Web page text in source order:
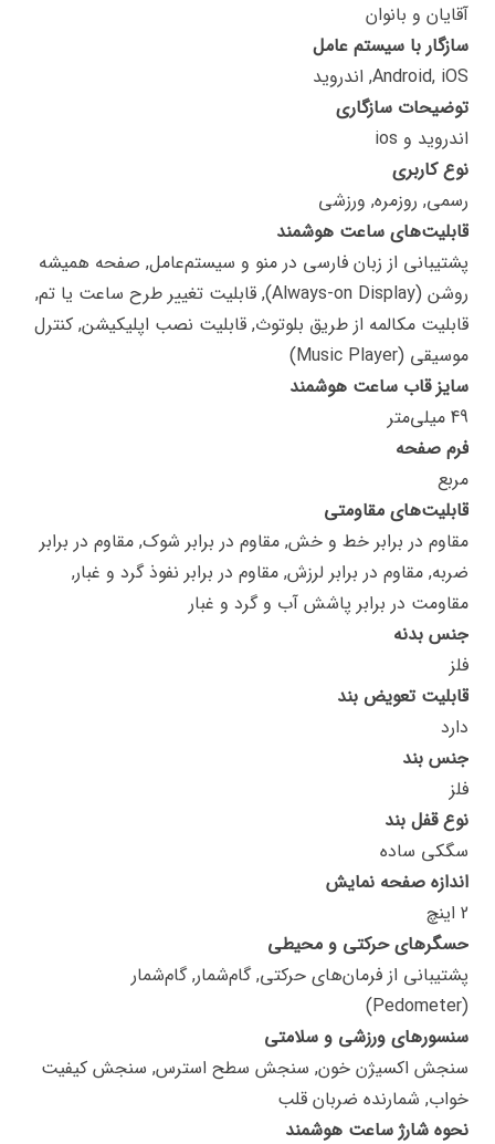
آقایان و بانوان
سازگار با سیستم عامل
Android, iOS, اندروید
توضیحات سازگاری
اندروید و ios
نوع کاربری
رسمی, روزمره, ورزشی
قابلیت‌های ساعت هوشمند
پشتیبانی از زبان فارسی در منو و سیستم‌عامل, صفحه همیشه
روشن (Always-on Display), قابلیت تغییر طرح ساعت یا تم,
قابلیت مکالمه از طریق بلوتوث, قابلیت نصب اپلیکیشن, کنترل
موسیقی (Music Player)
سایز قاب ساعت هوشمند
49 میلی‌متر
فرم صفحه
مربع
قابلیت‌های مقاومتی
مقاوم در برابر خط و خش, مقاوم در برابر شوک, مقاوم در برابر
ضربه, مقاوم در برابر لرزش, مقاوم در برابر نفوذ گرد و غبار,
مقاومت در برابر پاشش آب و گرد و غبار
جنس بدنه
فلز
قابلیت تعویض بند
دارد
جنس بند
فلز
نوع قفل بند
سگکی ساده
اندازه صفحه نمایش
2 اینچ
حسگرهای حرکتی و محیطی
پشتیبانی از فرمان‌های حرکتی, گام‌شمار, گام‌شمار
(Pedometer)
سنسورهای ورزشی و سلامتی
سنجش اکسیژن خون, سنجش سطح استرس, سنجش کیفیت
خواب, شمارنده ضربان قلب
نحوه شارژ ساعت هوشمند